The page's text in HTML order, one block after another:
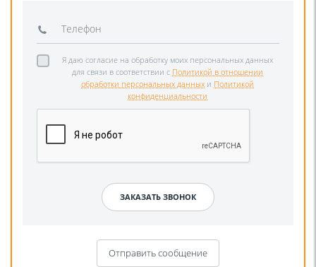
Я даю согласие на обработку моих персональных данных
для связи в соответствии с Политикой в отношении
обработки персональных данных и Политикой
конфиденциальности
Отправить сообщение